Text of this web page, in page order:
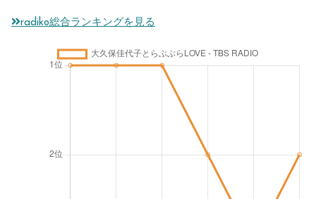
radiko総合ランキングを見る